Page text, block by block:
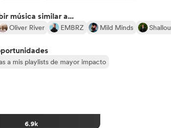
música similar a...
Oliver River EMBRZ Mild Minds Shallou
a mis playlists de mayor impacto
6.9k